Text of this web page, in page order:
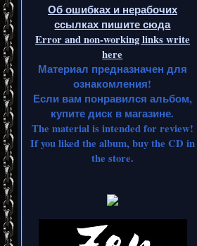
Об ошибках и нерабочих
ссылках пишите сюда
Error and non-working links write
here
Материал предназначен для
ознакомления!
Если вам понравился альбом,
купите диск в магазине.
The material is intended for review!
If you liked the album, buy the CD in
the store.